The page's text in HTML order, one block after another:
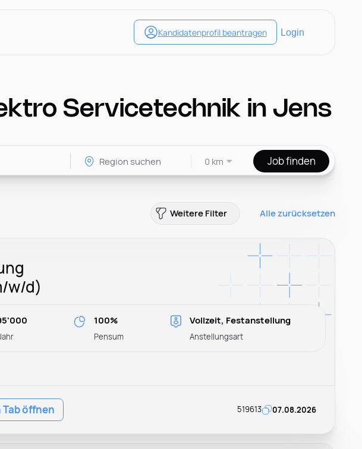
Servicetechnik in Jens
0 km Job finden
Weitere Filter Alle zurücksetzen
w/d)
100%
Pensum
Vollzeit, Festanstellung
Anstellungsart
öffnen 519613 07.08.2026